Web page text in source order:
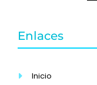
Enlaces
Inicio